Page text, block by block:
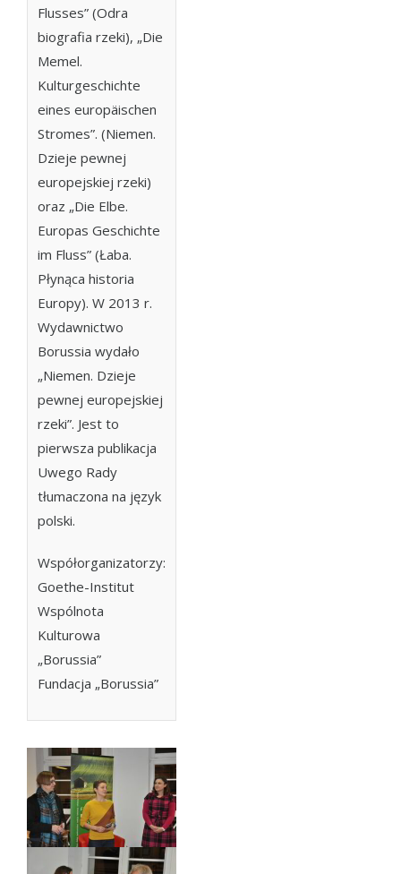
Flusses” (Odra
biografia rzeki), „Die
Memel.
Kulturgeschichte
eines europäischen
Stromes”. (Niemen.
Dzieje pewnej
europejskiej rzeki)
oraz „Die Elbe.
Europas Geschichte
im Fluss” (Łaba.
Płynąca historia
Europy). W 2013 r.
Wydawnictwo
Borussia wydało
„Niemen. Dzieje
pewnej europejskiej
rzeki”. Jest to
pierwsza publikacja
Uwego Rady
tłumaczona na język
polski.
Współorganizatorzy:
Goethe-Institut
Wspólnota
Kulturowa
„Borussia”
Fundacja „Borussia”